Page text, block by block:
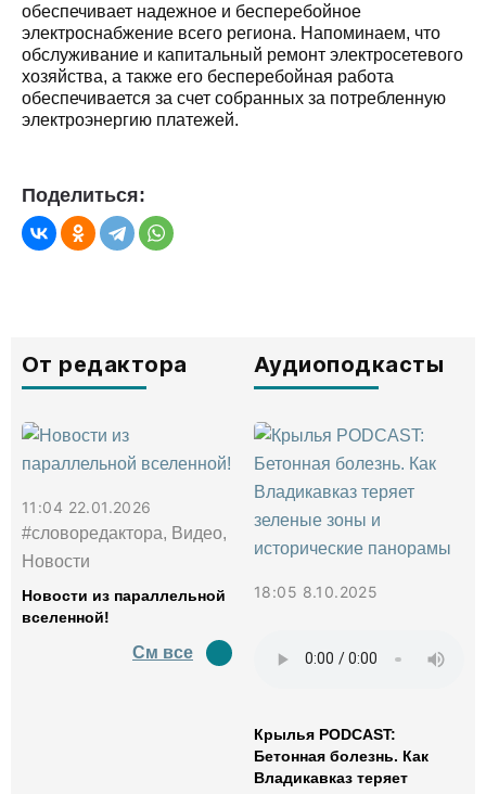
обеспечивает надежное и бесперебойное
электроснабжение всего региона. Напоминаем, что
обслуживание и капитальный ремонт электросетевого
хозяйства, а также его бесперебойная работа
обеспечивается за счет собранных за потребленную
электроэнергию платежей.
Поделиться:
От редактора
11:04 22.01.2026
#словоредактора, Видео,
Новости
Новости из параллельной
вселенной!
См все
Аудиоподкасты
18:05 8.10.2025
Крылья PODCAST:
Бетонная болезнь. Как
Владикавказ теряет